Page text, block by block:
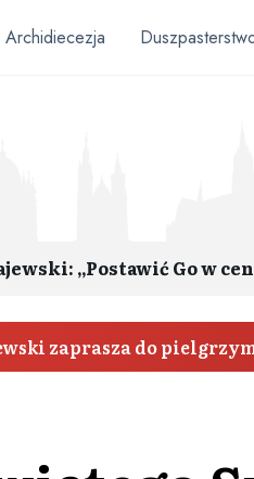
Archidiecezja
„Postawić Go w
zaprasza do